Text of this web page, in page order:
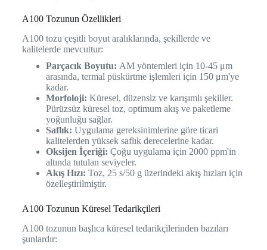
A100 Tozunun Özellikleri
A100 tozu çeşitli boyut aralıklarında, şekillerde ve
kalitelerde mevcuttur:
Parçacık Boyutu: AM yöntemleri için 10-45 μm
arasında, termal püskürtme işlemleri için 150 μm'ye
kadar.
Morfoloji: Küresel, düzensiz ve karışımlı şekiller.
Pürüzsüz küresel toz, optimum akış ve paketleme
yoğunluğu sağlar.
Saflık: Uygulama gereksinimlerine göre ticari
kalitelerden yüksek saflık derecelerine kadar.
Oksijen İçeriği: Çoğu uygulama için 2000 ppm'in
altında tutulan seviyeler.
Akış Hızı: Toz, 25 s/50 g üzerindeki akış hızları için
özelleştirilmiştir.
A100 Tozunun Küresel Tedarikçileri
A100 tozunun başlıca küresel tedarikçilerinden bazıları
şunlardır: